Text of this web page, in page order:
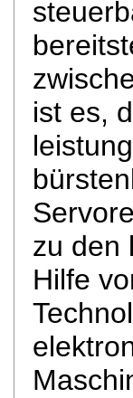
ist es,
zu den
Hilfe